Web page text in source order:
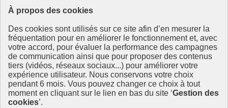
Copier dans le presse-papier
République
Française
Le portail est conçu pour être le point d'accès national à la
déclaration et au dépôt des contrats climat communications
commerciales et transition écologique. Il s'agit d'un site
gouvernemental, produit par le Commissariat général au
développement durable (CGDD), direction du ministère de la
À propos des cookies
Des cookies sont utilisés sur ce site afin d’en mesurer la
fréquentation pour en améliorer le fonctionnement et, avec
votre accord, pour évaluer la performance des campagnes
de communication ainsi que pour proposer des contenus
tiers (vidéos, réseaux sociaux...) pour améliorer votre
expérience utilisateur. Nous conservons votre choix
pendant 6 mois. Vous pouvez changer ce choix à tout
moment en cliquant sur le lien en bas du site ‘Gestion des
cookies’.